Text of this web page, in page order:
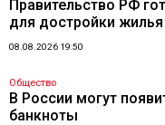
Правительство РФ
для достройки
08.08.2026 19:50
Общество
В России могут
банкноты